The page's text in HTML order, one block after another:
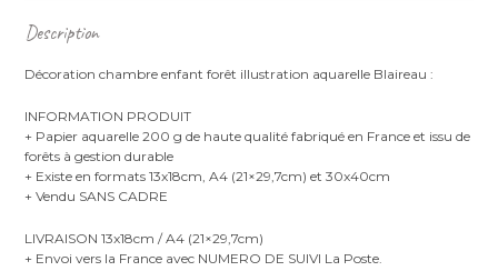
Description
Décoration chambre enfant forêt illustration aquarelle Blaireau :
INFORMATION PRODUIT
+ Papier aquarelle 200 g de haute qualité fabriqué en France et issu de
forêts à gestion durable
+ Existe en formats 13x18cm, A4 (21×29,7cm) et 30x40cm
+ Vendu SANS CADRE
LIVRAISON 13x18cm / A4 (21×29,7cm)
+ Envoi vers la France avec NUMERO DE SUIVI La Poste.